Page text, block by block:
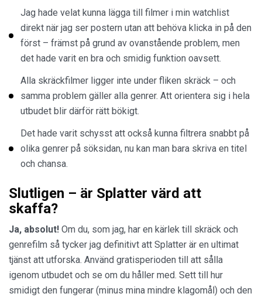
Jag hade velat kunna lägga till filmer i min watchlist
direkt när jag ser postern utan att behöva klicka in på den
först – främst på grund av ovanstående problem, men
det hade varit en bra och smidig funktion oavsett.
Alla skräckfilmer ligger inte under fliken skräck – och
samma problem gäller alla genrer. Att orientera sig i hela
utbudet blir därför rätt bökigt.
Det hade varit schysst att också kunna filtrera snabbt på
olika genrer på söksidan, nu kan man bara skriva en titel
och chansa.
Slutligen – är Splatter värd att
skaffa?
Ja, absolut! Om du, som jag, har en kärlek till skräck och
genrefilm så tycker jag definitivt att Splatter är en ultimat
tjänst att utforska. Använd gratisperioden till att sålla
igenom utbudet och se om du håller med. Sett till hur
smidigt den fungerar (minus mina mindre klagomål) och den